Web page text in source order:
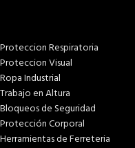
Proteccion Respiratoria
Proteccion Visual
Ropa Industrial
Trabajo en Altura
Bloqueos de Seguridad
Protección Corporal
Herramientas de Ferreteria